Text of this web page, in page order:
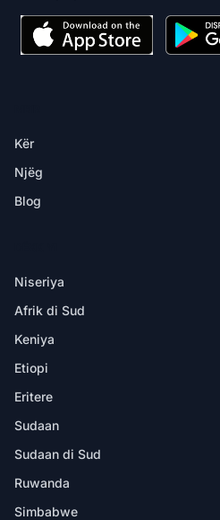
Kër
Njëg
Blog
Niseriya
Afrik di Sud
Keniya
Etiopi
Eritere
Sudaan
Sudaan di Sud
Ruwanda
Simbabwe